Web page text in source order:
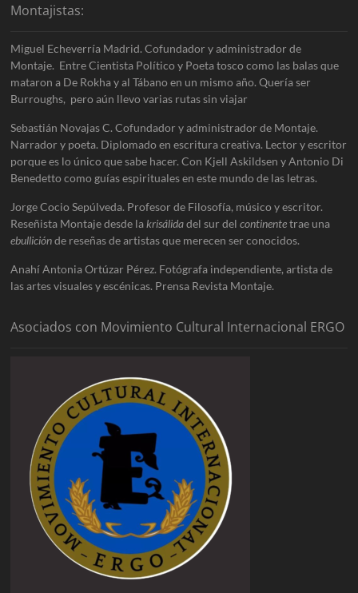
Montajistas:
Miguel Echeverría Madrid. Cofundador y administrador de
Montaje. Entre Cientista Político y Poeta tosco como las balas que
mataron a De Rokha y al Tábano en un mismo año. Quería ser
Burroughs, pero aún llevo varias rutas sin viajar
Sebastián Novajas C. Cofundador y administrador de Montaje.
Narrador y poeta. Diplomado en escritura creativa. Lector y escritor
porque es lo único que sabe hacer. Con Kjell Askildsen y Antonio Di
Benedetto como guías espirituales en este mundo de las letras.
Jorge Cocio Sepúlveda. Profesor de Filosofía, músico y escritor.
Reseñista Montaje desde lakrisálidadel sur delcontinentetrae una
ebulliciónde reseñas de artistas que merecen ser conocidos.
Anahí Antonia Ortúzar Pérez. Fotógrafa independiente, artista de
las artes visuales y escénicas. Prensa Revista Montaje.
Asociados con Movimiento Cultural Internacional ERGO